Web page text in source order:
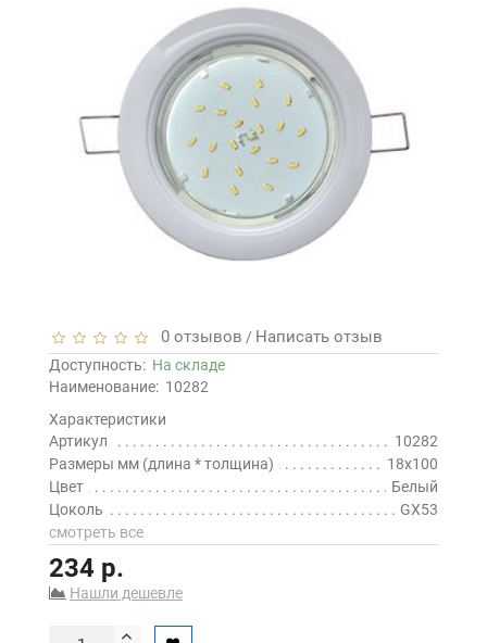
0 отзывов / Написать отзыв
Доступность: На складе
Наименование: 10282
Характеристики
Артикул
10282
Размеры мм (длина * толщина)
18х100
Цвет
Белый
Цоколь
GX53
смотреть все
234 р.
Нашли дешевле